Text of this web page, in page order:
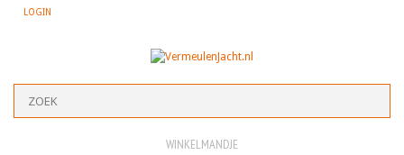
LOGIN
WINKELMANDJE